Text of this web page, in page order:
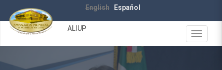
contenido
principal
English Español
Toggle
ALIUP